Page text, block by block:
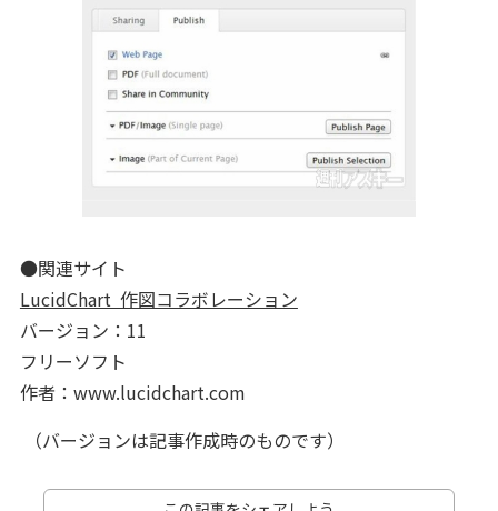
●関連サイト
LucidChart 作図コラボレーション
バージョン：11
フリーソフト
作者：www.lucidchart.com
（バージョンは記事作成時のものです）